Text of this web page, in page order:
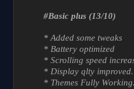
#Basic plus (13/10)
* Added some tweaks
* Battery optimized
* Scrolling speed
* Display qlty improved.
* Themes Fully Working.